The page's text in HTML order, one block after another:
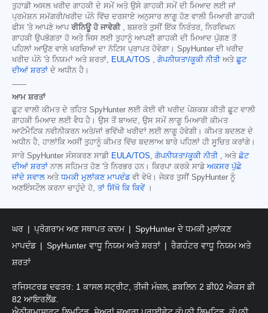
ਤੁਹਾਡੀ ਅਸਲ ਖਰੀਦ ਗਾਹਕੀ ਦੇ ਸਮੇਂ ਅਤੇ ਉਸੇ ਗਾਹਕੀ ਸਮੇਂ ਦੀ ਮਿਆਦ ਲਈ ਜਾਂ
ਪ੍ਰਮੋਸ਼ਨ ਸਮੱਗਰੀ/ਖਰੀਦ ਪੰਨੇ ਵਿੱਚ ਦਰਸਾਏ ਅਨੁਸਾਰ ਲਾਗੂ ਹੋਣ ਵਾਲੀ ਮਿਆਰੀ ਗਾਹਕੀ
ਫੀਸ 'ਤੇ ਆਪਣੇ ਆਪ ਰੀਨਿਊ ਹੋ ਜਾਵੇਗੀ, ਬਸ਼ਰਤੇ ਤੁਸੀਂ ਇੱਕ ਨਿਰੰਤਰ, ਨਿਰਵਿਘਨ
ਗਾਹਕੀ ਉਪਭੋਗਤਾ ਹੋ ਅਤੇ ਜਿਸ ਲਈ ਤੁਹਾਨੂੰ ਆਪਣੀ ਗਾਹਕੀ ਦੀ ਮਿਆਦ ਪੁੱਗਣ ਤੋਂ
ਪਹਿਲਾਂ ਆਉਣ ਵਾਲੇ ਖਰਚਿਆਂ ਦਾ ਨੋਟਿਸ ਪ੍ਰਾਪਤ ਹੋਵੇਗਾ। SpyHunter ਦੀ ਖਰੀਦ
ਖਰੀਦ ਪੰਨੇ 'ਤੇ ਨਿਯਮਾਂ ਅਤੇ ਸ਼ਰਤਾਂ, EULA/TOS , ਗੋਪਨੀਯਤਾ/ਕੂਕੀ ਨੀਤੀ ਅਤੇ ਛੂਟ
ਦੀਆਂ ਸ਼ਰਤਾਂ ਦੇ ਅਧੀਨ ਹੈ।
------
ਆਮ ਸ਼ਰਤਾਂ
ਛੂਟ ਵਾਲੀ ਕੀਮਤ ਦੇ ਤਹਿਤ SpyHunter ਲਈ ਕੋਈ ਵੀ ਖਰੀਦ ਪੇਸ਼ਕਸ਼ ਕੀਤੀ ਛੂਟ ਵਾਲੀ
ਗਾਹਕੀ ਮਿਆਦ ਲਈ ਵੈਧ ਹੈ। ਉਸ ਤੋਂ ਬਾਅਦ, ਉਸ ਸਮੇਂ ਲਾਗੂ ਮਿਆਰੀ ਕੀਮਤ
ਆਟੋਮੈਟਿਕ ਨਵੀਨੀਕਰਨ ਅਤੇ/ਜਾਂ ਭਵਿੱਖੀ ਖਰੀਦਾਂ ਲਈ ਲਾਗੂ ਹੋਵੇਗੀ। ਕੀਮਤ ਬਦਲਣ ਦੇ
ਅਧੀਨ ਹੈ, ਹਾਲਾਂਕਿ ਅਸੀਂ ਤੁਹਾਨੂੰ ਕੀਮਤ ਵਿੱਚ ਬਦਲਾਅ ਬਾਰੇ ਪਹਿਲਾਂ ਹੀ ਸੂਚਿਤ ਕਰਾਂਗੇ।
ਸਾਰੇ SpyHunter ਸੰਸਕਰਣ ਸਾਡੀ EULA/TOS, ਗੋਪਨੀਯਤਾ/ਕੂਕੀ ਨੀਤੀ , ਅਤੇ ਛੋਟ
ਦੀਆਂ ਸ਼ਰਤਾਂ ਨਾਲ ਸਹਿਮਤ ਹੋਣ 'ਤੇ ਨਿਰਭਰ ਹਨ। ਕਿਰਪਾ ਕਰਕੇ ਸਾਡੇ ਅਕਸਰ ਪੁੱਛੇ
ਜਾਂਦੇ ਸਵਾਲ ਅਤੇ ਧਮਕੀ ਮੁਲਾਂਕਣ ਮਾਪਦੰਡਵੀ ਵੇਖੋ। ਜੇਕਰ ਤੁਸੀਂ SpyHunter ਨੂੰ
ਅਣਇੰਸਟੌਲ ਕਰਨਾ ਚਾਹੁੰਦੇ ਹੋ, ਤਾਂ ਸਿੱਖੋ ਕਿ ਕਿਵੇਂ।
ਘਰ ਪ੍ਰੋਗਰਾਮ ਅਣ ਸਥਾਪਤ ਕਦਮ
SpyHunter ਦੇ ਧਮਕੀ ਮੁਲਾਂਕਣ
ਮਾਪਦੰਡ
SpyHunter ਵਾਧੂ ਨਿਯਮ ਅਤੇ ਸ਼ਰਤਾਂ
ਰੈਗਹੰਟਰ ਵਾਧੂ ਨਿਯਮ ਅਤੇ
ਸ਼ਰਤਾਂ
ਰਜਿਸਟਰਡ ਦਫਤਰ: 1 ਕਾਸਲ ਸਟ੍ਰੀਟ, ਤੀਜੀ ਮੰਜ਼ਲ, ਡਬਲਿਨ 2 ਡੀ02 ਐਕਸ ਡੀ
82 ਆਇਰਲੈਂਡ.